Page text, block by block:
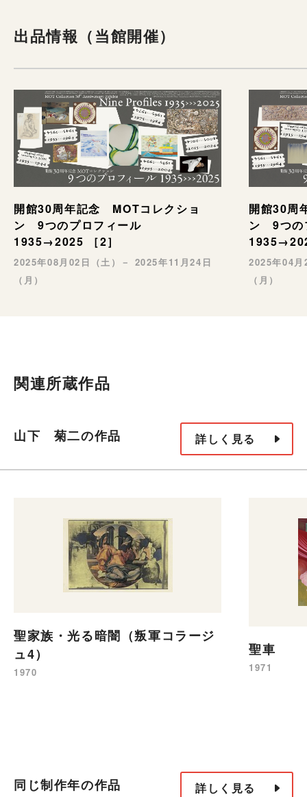
出品情報（当館開催）
開館30周年記念 MOTコレクショ
ン 9つのプロフィール
1935→2025 ［2］
2025年08月02日（土）－ 2025年11月24日
（月）
開館30周
ン 9つ
2025年04
（月）
関連所蔵作品
山下 菊二の作品 詳しく見る
聖家族・光る暗闇（叛軍コラージ
ュ4）
1970
聖車
1971
同じ制作年の作品 詳しく見る